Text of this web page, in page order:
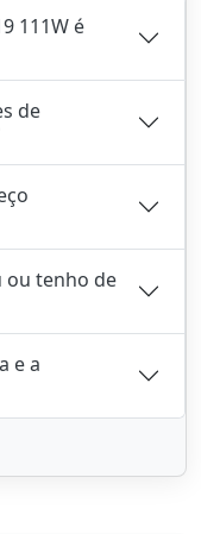
111W é
de
ou tenho de
e a